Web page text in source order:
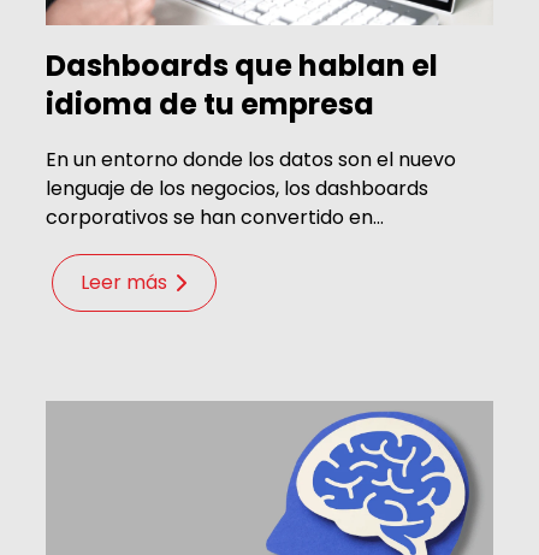
Dashboards que hablan el
idioma de tu empresa
En un entorno donde los datos son el nuevo
lenguaje de los negocios, los dashboards
corporativos se han convertido en...
Leer más